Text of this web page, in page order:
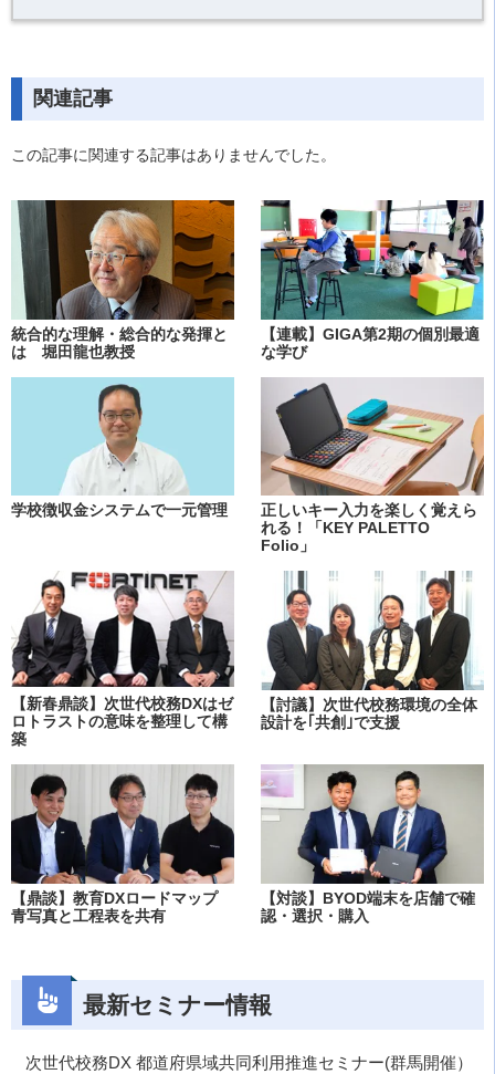
関連記事
この記事に関連する記事はありませんでした。
統合的な理解・総合的な発揮と
は 堀田龍也教授
【連載】GIGA第2期の個別最適
な学び
学校徴収金システムで一元管理
正しいキー入力を楽しく覚えら
れる！「KEY PALETTO
Folio」
【新春鼎談】次世代校務DXはゼ
ロトラストの意味を整理して構
築
【討議】次世代校務環境の全体
設計を｢共創｣で支援
【鼎談】教育DXロードマップ
青写真と工程表を共有
【対談】BYOD端末を店舗で確
認・選択・購入
最新セミナー情報
次世代校務DX 都道府県域共同利用推進セミナー(群馬開催）